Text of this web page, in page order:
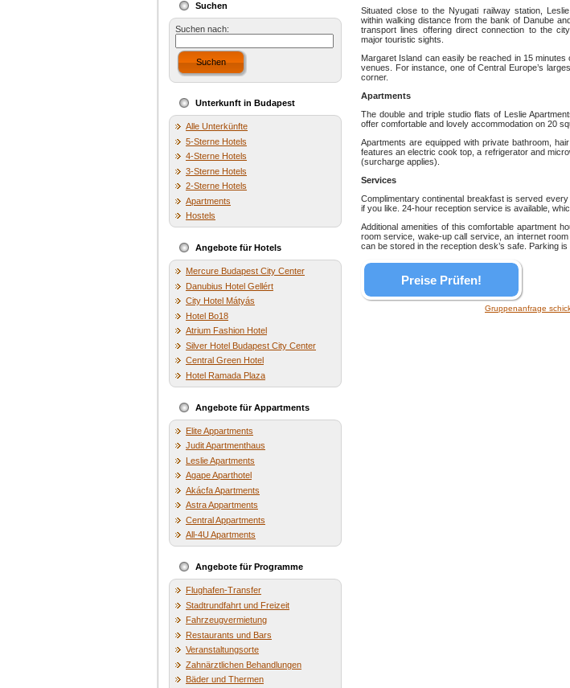
Suchen
Suchen nach:
Suchen
Unterkunft in Budapest
Alle Unterkünfte
5-Sterne Hotels
4-Sterne Hotels
3-Sterne Hotels
2-Sterne Hotels
Apartments
Hostels
Angebote für Hotels
Mercure Budapest City Center
Danubius Hotel Gellért
City Hotel Mátyás
Hotel Bo18
Atrium Fashion Hotel
Silver Hotel Budapest City Center
Central Green Hotel
Hotel Ramada Plaza
Angebote für Appartments
Elite Appartments
Judit Apartmenthaus
Leslie Apartments
Agape Aparthotel
Akácfa Apartments
Astra Appartments
Central Appartments
All-4U Apartments
Angebote für Programme
Flughafen-Transfer
Stadtrundfahrt und Freizeit
Fahrzeugvermietung
Restaurants und Bars
Veranstaltungsorte
Zahnärztlichen Behandlungen
Bäder und Thermen
Situated close to the Nyugati railway station,
within walking distance from the bank of Danube
transport lines offering direct connection to the
major touristic sights.
Margaret Island can easily be reached in 15
venues. For instance, one of Central Europe’s
corner.
Apartments
The double and triple studio flats of Leslie
offer comfortable and lovely accommodation on 20
Apartments are equipped with private bathroom,
features an electric cook top, a refrigerator and
(surcharge applies).
Services
Complimentary continental breakfast is served
if you like. 24-hour reception service is available,
Additional amenities of this comfortable apartment
room service, wake-up call service, an internet
can be stored in the reception desk’s safe. Parking
Preise Prüfen!
Gruppenanfrage